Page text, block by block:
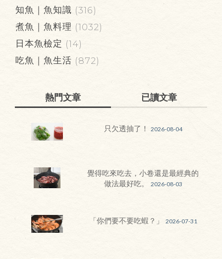
知魚｜魚知識 (316)
煮魚｜魚料理 (1032)
日本魚檢定 (14)
吃魚｜魚生活 (872)
熱門文章 已讀文章
只欠透抽了！ 2026-08-04
覺得吃來吃去，小卷還是最經典的
做法最好吃。
2026-08-03
「你們要不要吃蝦？」 2026-07-31